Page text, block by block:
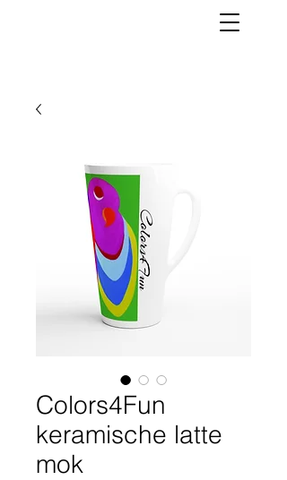
Colors4Fun
keramische latte
mok